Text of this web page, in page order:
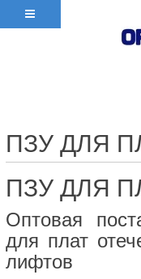
ПЗУ ДЛЯ
ПЗУ ДЛЯ
Оптовая
для плат
лифтов